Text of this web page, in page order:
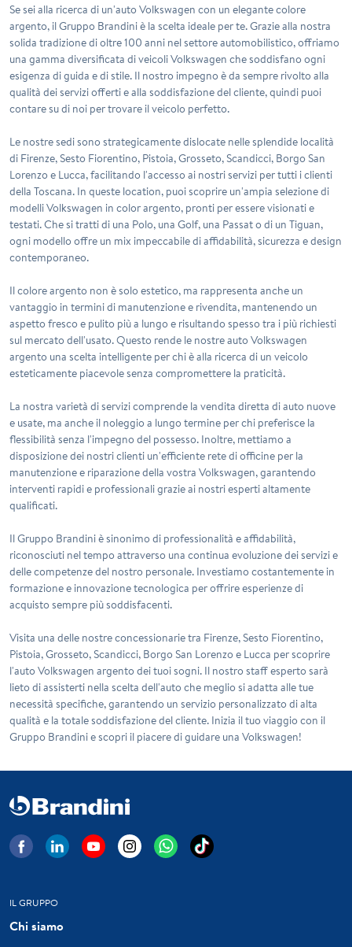
Se sei alla ricerca di un'auto Volkswagen con un elegante colore
argento, il Gruppo Brandini è la scelta ideale per te. Grazie alla nostra
solida tradizione di oltre 100 anni nel settore automobilistico, offriamo
una gamma diversificata di veicoli Volkswagen che soddisfano ogni
esigenza di guida e di stile. Il nostro impegno è da sempre rivolto alla
qualità dei servizi offerti e alla soddisfazione del cliente, quindi puoi
contare su di noi per trovare il veicolo perfetto.
Le nostre sedi sono strategicamente dislocate nelle splendide località
di Firenze, Sesto Fiorentino, Pistoia, Grosseto, Scandicci, Borgo San
Lorenzo e Lucca, facilitando l'accesso ai nostri servizi per tutti i clienti
della Toscana. In queste location, puoi scoprire un'ampia selezione di
modelli Volkswagen in color argento, pronti per essere visionati e
testati. Che si tratti di una Polo, una Golf, una Passat o di un Tiguan,
ogni modello offre un mix impeccabile di affidabilità, sicurezza e design
contemporaneo.
Il colore argento non è solo estetico, ma rappresenta anche un
vantaggio in termini di manutenzione e rivendita, mantenendo un
aspetto fresco e pulito più a lungo e risultando spesso tra i più richiesti
sul mercato dell'usato. Questo rende le nostre auto Volkswagen
argento una scelta intelligente per chi è alla ricerca di un veicolo
esteticamente piacevole senza compromettere la praticità.
La nostra varietà di servizi comprende la vendita diretta di auto nuove
e usate, ma anche il noleggio a lungo termine per chi preferisce la
flessibilità senza l'impegno del possesso. Inoltre, mettiamo a
disposizione dei nostri clienti un'efficiente rete di officine per la
manutenzione e riparazione della vostra Volkswagen, garantendo
interventi rapidi e professionali grazie ai nostri esperti altamente
qualificati.
Il Gruppo Brandini è sinonimo di professionalità e affidabilità,
riconosciuti nel tempo attraverso una continua evoluzione dei servizi e
delle competenze del nostro personale. Investiamo costantemente in
formazione e innovazione tecnologica per offrire esperienze di
acquisto sempre più soddisfacenti.
Visita una delle nostre concessionarie tra Firenze, Sesto Fiorentino,
Pistoia, Grosseto, Scandicci, Borgo San Lorenzo e Lucca per scoprire
l'auto Volkswagen argento dei tuoi sogni. Il nostro staff esperto sarà
lieto di assisterti nella scelta dell'auto che meglio si adatta alle tue
necessità specifiche, garantendo un servizio personalizzato di alta
qualità e la totale soddisfazione del cliente. Inizia il tuo viaggio con il
Gruppo Brandini e scopri il piacere di guidare una Volkswagen!
IL GRUPPO
Chi siamo